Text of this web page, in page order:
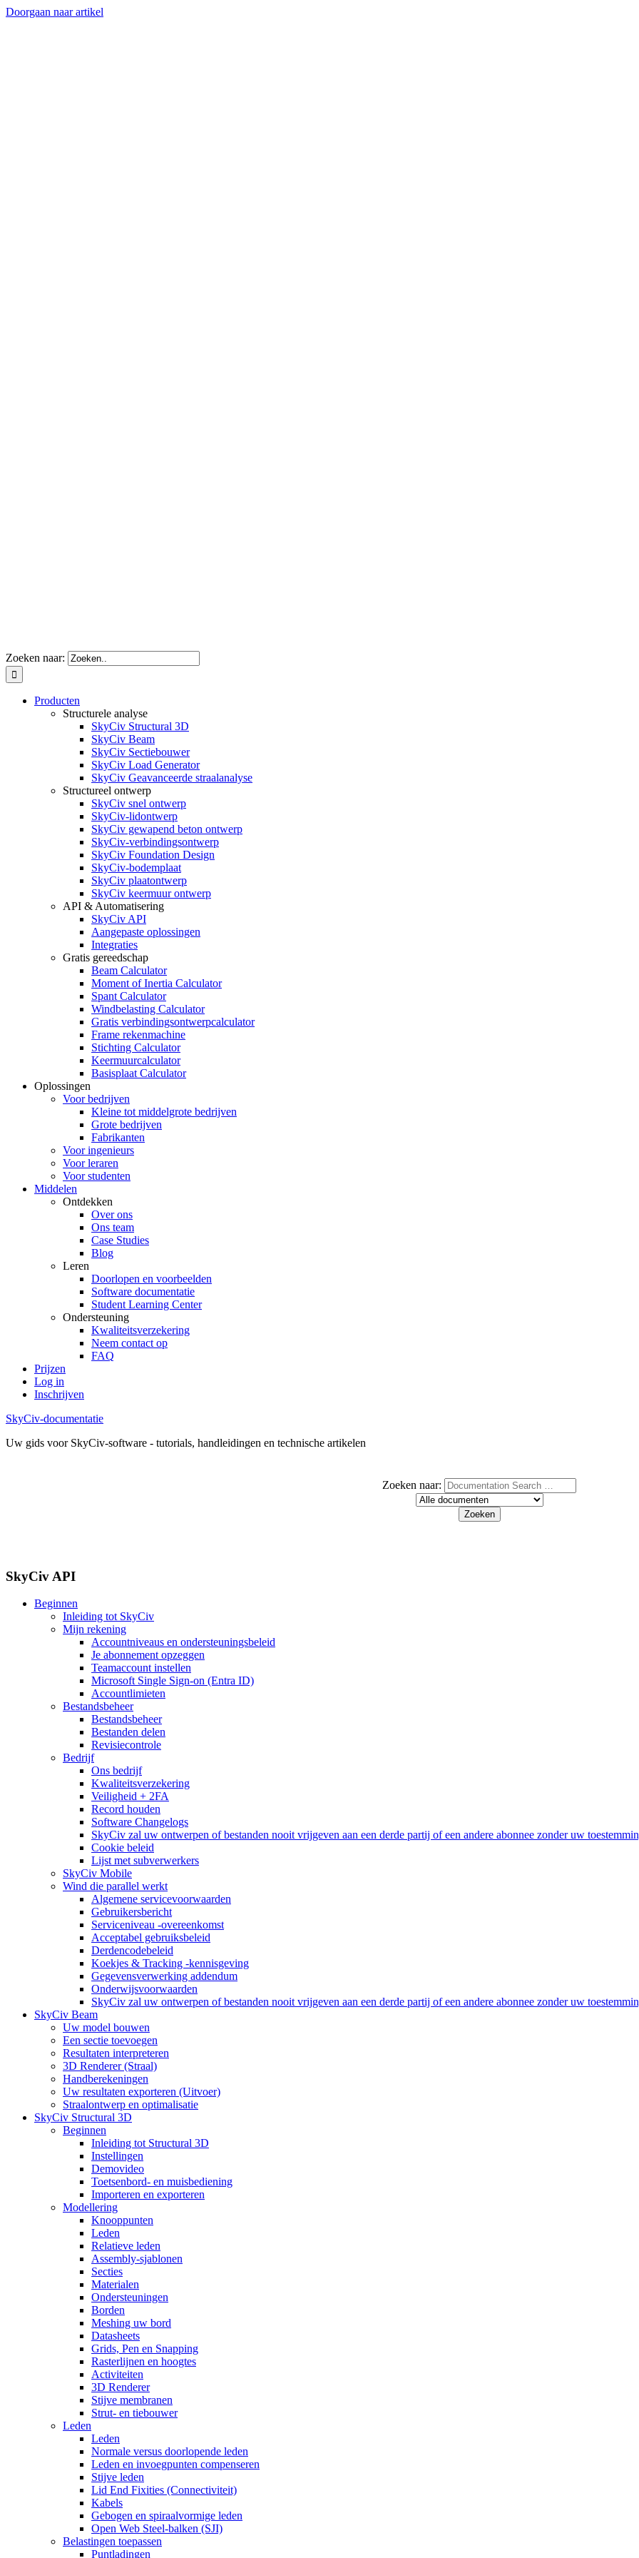
Doorgaan naar artikel
Zoeken naar:
Producten
Structurele analyse
SkyCiv Structural 3D
SkyCiv Beam
SkyCiv Sectiebouwer
SkyCiv Load Generator
SkyCiv Geavanceerde straalanalyse
Structureel ontwerp
SkyCiv snel ontwerp
SkyCiv-lidontwerp
SkyCiv gewapend beton ontwerp
SkyCiv-verbindingsontwerp
SkyCiv Foundation Design
SkyCiv-bodemplaat
SkyCiv plaatontwerp
SkyCiv keermuur ontwerp
API & Automatisering
SkyCiv API
Aangepaste oplossingen
Integraties
Gratis gereedschap
Beam Calculator
Moment of Inertia Calculator
Spant Calculator
Windbelasting Calculator
Gratis verbindingsontwerpcalculator
Frame rekenmachine
Stichting Calculator
Keermuurcalculator
Basisplaat Calculator
Oplossingen
Voor bedrijven
Kleine tot middelgrote bedrijven
Grote bedrijven
Fabrikanten
Voor ingenieurs
Voor leraren
Voor studenten
Middelen
Ontdekken
Over ons
Ons team
Case Studies
Blog
Leren
Doorlopen en voorbeelden
Software documentatie
Student Learning Center
Ondersteuning
Kwaliteitsverzekering
Neem contact op
FAQ
Prijzen
Log in
Inschrijven
SkyCiv-documentatie
Uw gids voor SkyCiv-software - tutorials, handleidingen en technische artikelen
Zoeken naar:
SkyCiv API
Beginnen
Inleiding tot SkyCiv
Mijn rekening
Accountniveaus en ondersteuningsbeleid
Je abonnement opzeggen
Teamaccount instellen
Microsoft Single Sign-on (Entra ID)
Accountlimieten
Bestandsbeheer
Bestandsbeheer
Bestanden delen
Revisiecontrole
Bedrijf
Ons bedrijf
Kwaliteitsverzekering
Veiligheid + 2FA
Record houden
Software Changelogs
SkyCiv zal uw ontwerpen of bestanden nooit vrijgeven aan een derde partij of een andere abonnee zonder uw
Cookie beleid
Lijst met subverwerkers
SkyCiv Mobile
Wind die parallel werkt
Algemene servicevoorwaarden
Gebruikersbericht
Serviceniveau -overeenkomst
Acceptabel gebruiksbeleid
Derdencodebeleid
Koekjes & Tracking -kennisgeving
Gegevensverwerking addendum
Onderwijsvoorwaarden
SkyCiv zal uw ontwerpen of bestanden nooit vrijgeven aan een derde partij of een andere abonnee zonder uw
SkyCiv Beam
Uw model bouwen
Een sectie toevoegen
Resultaten interpreteren
3D Renderer (Straal)
Handberekeningen
Uw resultaten exporteren (Uitvoer)
Straalontwerp en optimalisatie
SkyCiv Structural 3D
Beginnen
Inleiding tot Structural 3D
Instellingen
Demovideo
Toetsenbord- en muisbediening
Importeren en exporteren
Modellering
Knooppunten
Leden
Relatieve leden
Assembly-sjablonen
Secties
Materialen
Ondersteuningen
Borden
Meshing uw bord
Datasheets
Grids, Pen en Snapping
Rasterlijnen en hoogtes
Activiteiten
3D Renderer
Stijve membranen
Strut- en tiebouwer
Leden
Leden
Normale versus doorlopende leden
Leden en invoegpunten compenseren
Stijve leden
Lid End Fixities (Connectiviteit)
Kabels
Gebogen en spiraalvormige leden
Open Web Steel-balken (SJI)
Belastingen toepassen
Puntladingen